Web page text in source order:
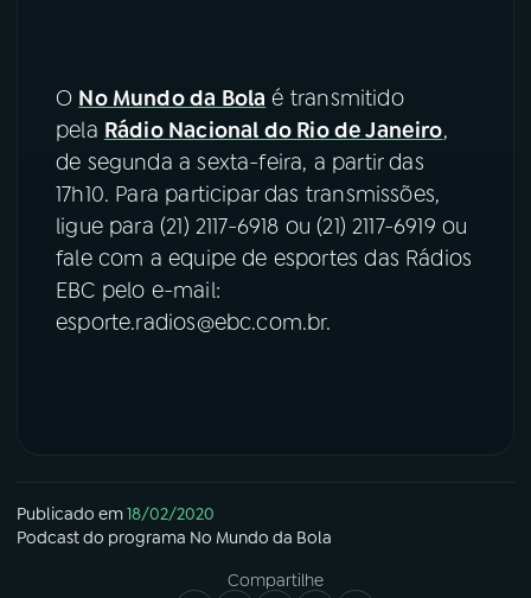
O No Mundo da Bola é transmitido
pela Rádio Nacional do Rio de Janeiro,
de segunda a sexta-feira, a partir das
17h10. Para participar das transmissões,
ligue para (21) 2117-6918 ou (21) 2117-6919 ou
fale com a equipe de esportes das Rádios
EBC pelo e-mail:
esporte.radios@ebc.com.br.
Publicado em18/02/2020
Podcastdo programa No Mundo da Bola
Compartilhe